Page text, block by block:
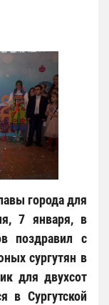
города для
7 января, в
поздравил с
сургутян в
для двухсот
в Сургутской